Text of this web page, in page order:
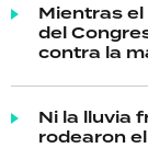
Mientras
del
contra la
Ni la lluvia
rodearon